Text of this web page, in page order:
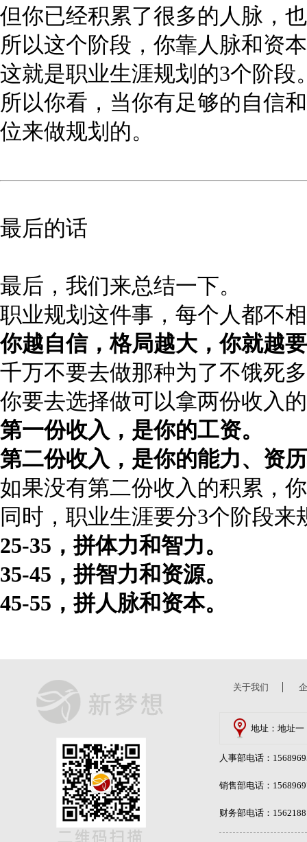
但你已经积累了很多的人脉，
所以这个阶段，你靠人脉和资
这就是职业生涯规划的3个阶段
所以你看，当你有足够的自信
位来做规划的。
最后的话
最后，我们来总结一下。
职业规划这件事，每个人都不
你越自信，格局越大，你就越
千万不要去做那种为了不饿死
你要去选择做可以拿两份收入
第一份收入，是你的工资。
第二份收入，是你的能力、资
如果没有第二份收入的积累，
同时，职业生涯要分3个阶段来
25-35 ，拼体力和智力。
35-45 ，拼智力和资源。
45-55 ，拼人脉和资本。
关于我们
地址：地址一
人事部电话：
销售部电话：
财务部电话：